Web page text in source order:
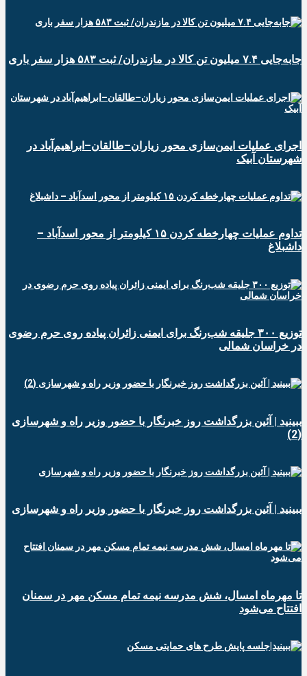
جابه‌جایی ۷.۴ میلیون تن کالا در مازندران/ ثبت ۵۸۳ هزار سفر باری
اجرای عملیات ایمن‌سازی محور زیاران–طالقان–ابراهیم‌آباد در
شهرستان آبیک
تداوم عملیات چهارخطه کردن ۱۵ کیلومتر از محور اسدآباد –
داشبلاغ
توزیع ۳۰۰ جلیقه شب‌رنگ برای ایمنی زائران پیاده روی حرم رضوی
در خراسان شمالی
ببینید | آئین بزرگداشت روز خبرنگار با حضور وزیر راه و شهرسازی
(2)
ببینید | آئین بزرگداشت روز خبرنگار با حضور وزیر راه و شهرسازی
تا مهرماه امسال، شش مدرسه نیمه تمام مسکن مهر در سمنان
افتتاح می‌شود